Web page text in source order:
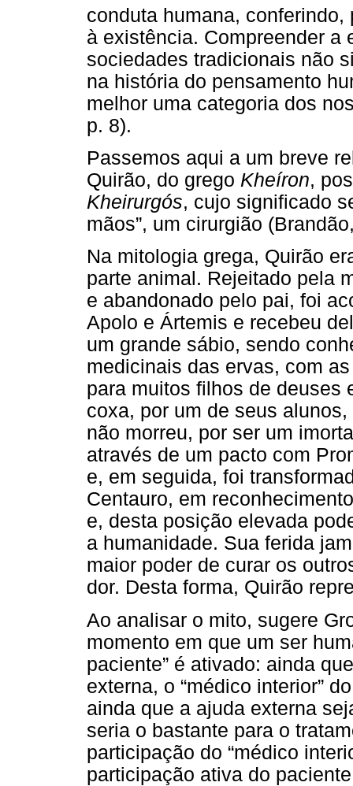
conduta humana,
à existência. Compreender a
sociedades tradicionais não
na história do pensamento
melhor uma categoria dos
p. 8).
Passemos aqui a um breve
Quirão, do grego Kheíron,
Kheirurgós, cujo significado
mãos”, um cirurgião
Na mitologia grega, Quirão
parte animal. Rejeitado pela
e abandonado pelo pai, foi
Apolo e Ártemis e recebeu
um grande sábio, sendo
medicinais das ervas, com
para muitos filhos de deuses
coxa, por um de seus
não morreu, por ser um
através de um pacto com
e, em seguida, foi
Centauro, em
e, desta posição elevada
a humanidade. Sua ferida
maior poder de curar os
dor. Desta forma, Quirão
Ao analisar o mito, sugere
momento em que um ser
paciente” é ativado: ainda
externa, o “médico interior”
ainda que a ajuda externa
seria o bastante para o
participação do “médico
participação ativa do